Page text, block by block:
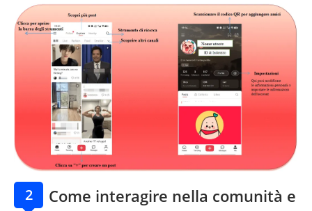
2
Come interagire nella comunità e